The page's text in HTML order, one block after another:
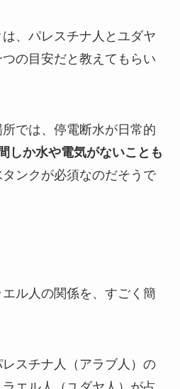
、パレスチナ人とユダヤ
の目安だと教えてもらい
では、停電断水が日常的
しか水や電気がないことも
ンクが必須なのだそうで
ル人の関係を、すごく簡
スチナ人（アラブ人）の